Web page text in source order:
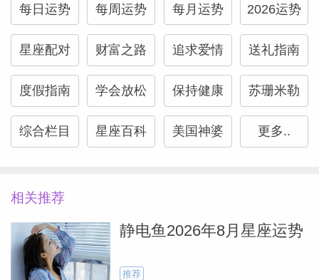
让你敞开心扉迎接新体验。周二，吉星木星
进入你的事业宫（并将停留整整一年），为
你提供事业拓展与成长的绝佳机遇。周五，
热情的火星与特立独行的天王星在你的第八
宫（财务宫）相会，你与伴侣共享的资源可
能会出现有趣且可能出人意料的转折。
这一周的经历你恐怕很难很快忘记。周一的
满月照亮了你的第二宫（财帛宫），散发出
积极的能量，指引你如何明智地赚钱和花
每日运势 每周运势 每月运势 2026运势
星座配对 财富之路 追求爱情 送礼指南
度假指南 学会放松 保持健康 苏珊米勒
综合栏目 星座百科 美国神婆 更多..
相关推荐
静电鱼2026年8月星座运势
推荐